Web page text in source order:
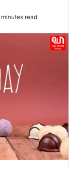
minutes read